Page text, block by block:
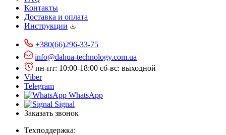
Контакты
Доставка и оплата
Инструкции
+380(66)296-33-75
info@dahua-technology.com.ua
пн-пт: 10:00-18:00 сб-вс: выходной
Viber
Telegram
WhatsApp
Signal
Заказать звонок
Техподдержка: